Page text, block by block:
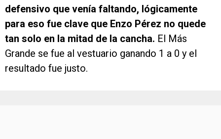
defensivo que venía faltando, lógicamente
para eso fue clave que Enzo Pérez no quede
tan solo en la mitad de la cancha. El Más
Grande se fue al vestuario ganando 1 a 0 y el
resultado fue justo.